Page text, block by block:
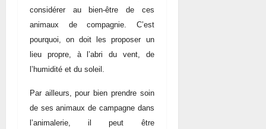
considérer au bien-être de ces
animaux de compagnie. C’est
pourquoi, on doit les proposer un
lieu propre, à l’abri du vent, de
l’humidité et du soleil.
Par ailleurs, pour bien prendre soin
de ses animaux de campagne dans
l’animalerie, il peut être